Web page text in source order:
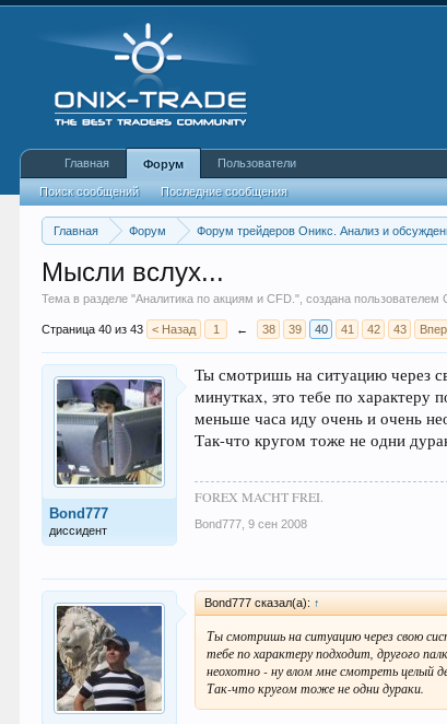
Главная Форум Форум трейдеров Оникс. Анализ и
Мысли вслух...
Тема в разделе "Аналитика по акциям и CFD.", создана пользователем
Страница 40 из 43 < Назад 1 ← 38 39 40 41 42 43
Bond777
диссидент
Ты смотришь на ситуацию через
минутках, это тебе по характеру
меньше часа иду очень и очень
Так-что кругом тоже не одни
FOREX MACHT FREI.
Bond777 9 сен 2008
Bond777 сказал(а): ↑
Ты смотришь на ситуацию через свою
тебе по характеру подходит, другого
неохотно - ну влом мне смотреть целый
Так-что кругом тоже не одни дураки.
Главная Форум
Поиск сообщений Последние сообщения
Пользователи